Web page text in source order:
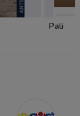
Pali